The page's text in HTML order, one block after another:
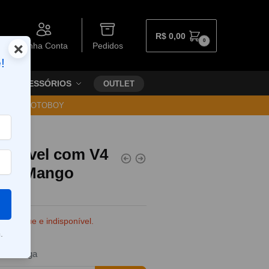
Minha Conta Pedidos
R$ 0,00 0
ACESSÓRIOS OUTLET
VIA MOTOBOY
com V4
Mango
estoque e indisponível.
entrega
×